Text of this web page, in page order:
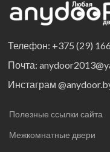
Телефон: +375 (29)
Почта:
Инстаграм
Полезные ссылки сайта
Межкомнатные двери